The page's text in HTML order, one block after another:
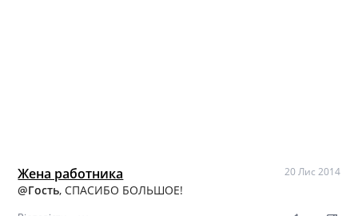
Жена работника 20 Лис 2014
@Гость, СПАСИБО БОЛЬШОЕ!